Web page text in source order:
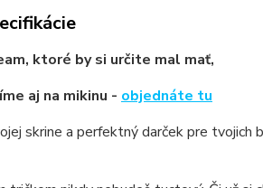
ktoré by si určite mal mať,
aj na mikinu - objednáte tu
skrine a perfektný darček pre tvojich